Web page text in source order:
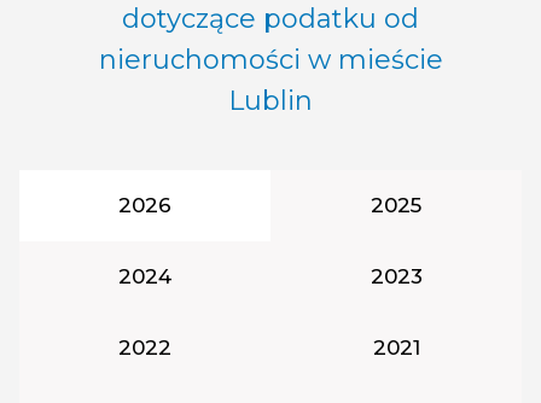
dotyczące podatku od
nieruchomości w mieście
Lublin
Rok podatkowy:
2026 Rok podatkowy:
2025
Rok podatkowy:
2024 Rok podatkowy:
2023
Rok podatkowy:
2022 Rok
2021